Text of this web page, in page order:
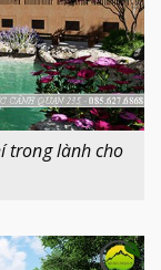
trong lành cho